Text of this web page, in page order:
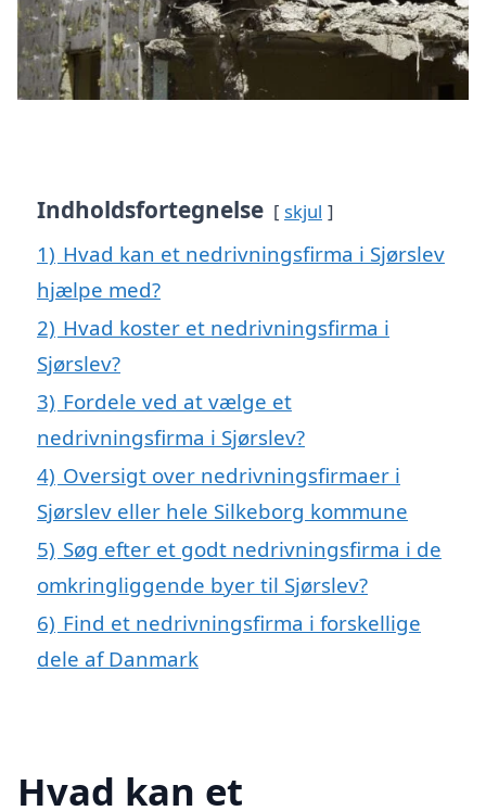
Indholdsfortegnelse skjul
1) Hvad kan et nedrivningsfirma i Sjørslev
hjælpe med?
2) Hvad koster et nedrivningsfirma i
Sjørslev?
3) Fordele ved at vælge et
nedrivningsfirma i Sjørslev?
4) Oversigt over nedrivningsfirmaer i
Sjørslev eller hele Silkeborg kommune
5) Søg efter et godt nedrivningsfirma i de
omkringliggende byer til Sjørslev?
6) Find et nedrivningsfirma i forskellige
dele af Danmark
Hvad kan et